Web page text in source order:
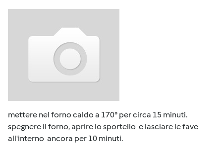
mettere nel forno caldo a 170° per circa 15 minuti.
spegnere il forno, aprire lo sportello e lasciare le fave
all'interno ancora per 10 minuti.